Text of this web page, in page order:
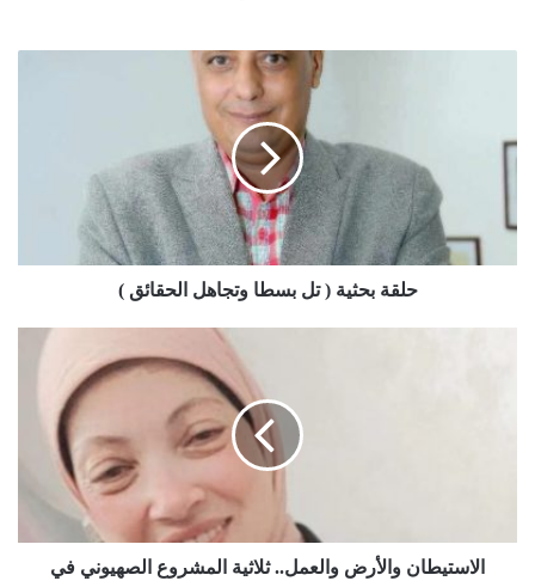
حلقة بحثية ( تل بسطا وتجاهل الحقائق )
الاستيطان والأرض والعمل.. ثلاثية المشروع الصهيوني في